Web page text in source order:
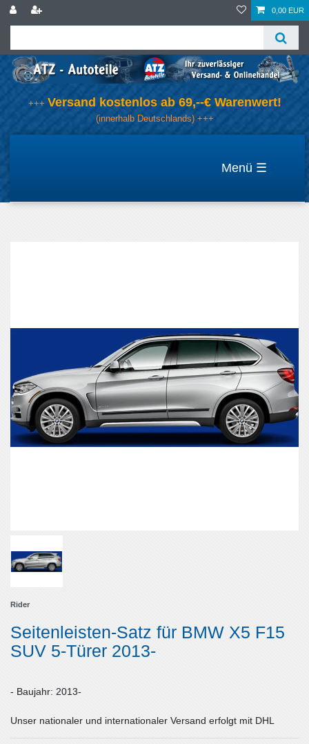
0,00 EUR
+++ Versand kostenlos ab 69,--€ Warenwert!
(innerhalb Deutschlands) +++
☰
Rider
Seitenleisten-Satz für BMW X5 F15
SUV 5-Türer 2013-
- Baujahr: 2013-
Unser nationaler und internationaler Versand erfolgt mit DHL